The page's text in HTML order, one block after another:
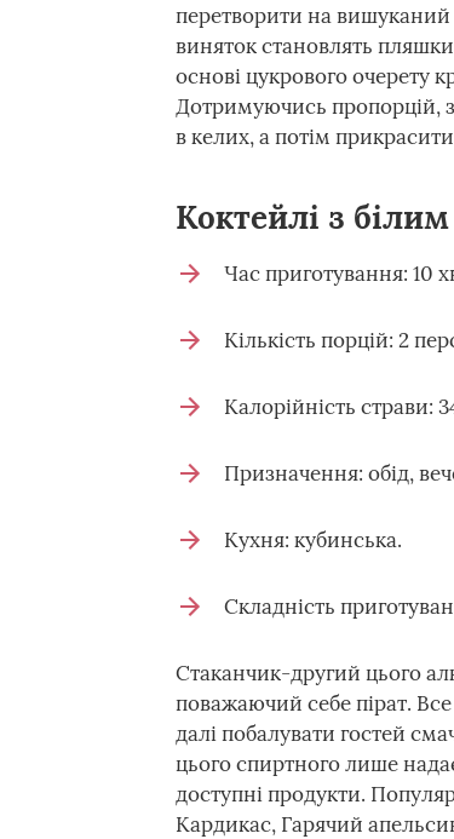
перетворити на
виняток становлять
основі цукрового очерету
Дотримуючись пропорцій,
в келих, а потім
Коктейлі з
Час приготування: 10
Кількість порцій: 2
Калорійність страви:
Призначення: обід,
Кухня: кубинська.
Складність
Стаканчик-другий цього
поважаючий себе пірат.
далі побалувати гостей
цього спиртного лише
доступні продукти.
Кардикас, Гарячий